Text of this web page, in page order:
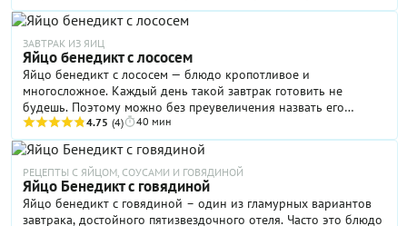
ЗАВТРАК ИЗ ЯИЦ
Яйцо бенедикт с лососем
Яйцо бенедикт с лососем — блюдо кропотливое и
многосложное. Каждый день такой завтрак готовить не
будешь. Поэтому можно без преувеличения назвать его
праздничным. Ведь праздник начинается с утра. Только
представьте, как приятно в день рождения получить подарок
уже на завтрак! Определенно стоит запланировать это для
любимого человека. Эффектный результат и красивая подача
точно произведут впечатление и расскажут второй половинке
о вашей любви. Для усиления эффекта автор рецепта Алексей
Гордила, шеф-повар ресторана «Гранд Европейский Экспресс»,
4.75 (4) 40 мин
РЕЦЕПТЫ С ЯЙЦОМ, СОУСАМИ И ГОВЯДИНОЙ
Яйцо Бенедикт с говядиной
Яйцо бенедикт с говядиной – один из гламурных вариантов
завтрака, достойного пятизвездочного отеля. Часто это блюдо